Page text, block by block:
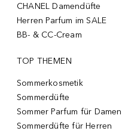
CHANEL Damendüfte
Herren Parfum im SALE
BB- & CC-Cream
TOP THEMEN
Sommerkosmetik
Sommerdüfte
Sommer Parfum für Damen
Sommerdüfte für Herren